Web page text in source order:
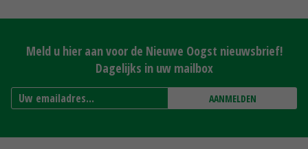
Meld u hier aan voor de Nieuwe Oogst nieuwsbrief!
Dagelijks in uw mailbox
AANMELDEN